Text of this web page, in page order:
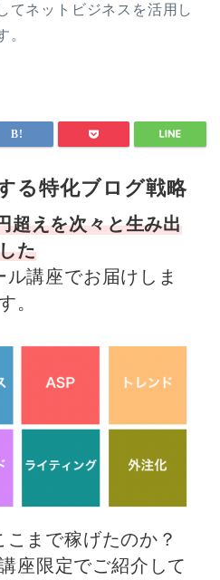
てネットビジネスを活用し
る特化ブログ戦略
超えを次々と生み出
た
講座でお届けしま
。
こまで稼げたのか？
座限定でご紹介して